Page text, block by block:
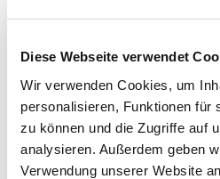
Diese Webseite verwendet
Wir verwenden Cookies, um
personalisieren, Funktionen für
zu können und die Zugriffe auf
analysieren. Außerdem geben
Verwendung unserer Website
TN-Beitrag:
Kuranwendungen
Mo. 03.08. – Fr..
Ende: 10:00 h